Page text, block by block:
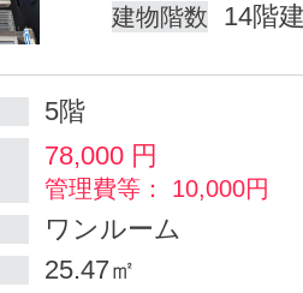
建物階数 14階
5階
78,000 円
管理費等： 10,000円
ワンルーム
25.47㎡